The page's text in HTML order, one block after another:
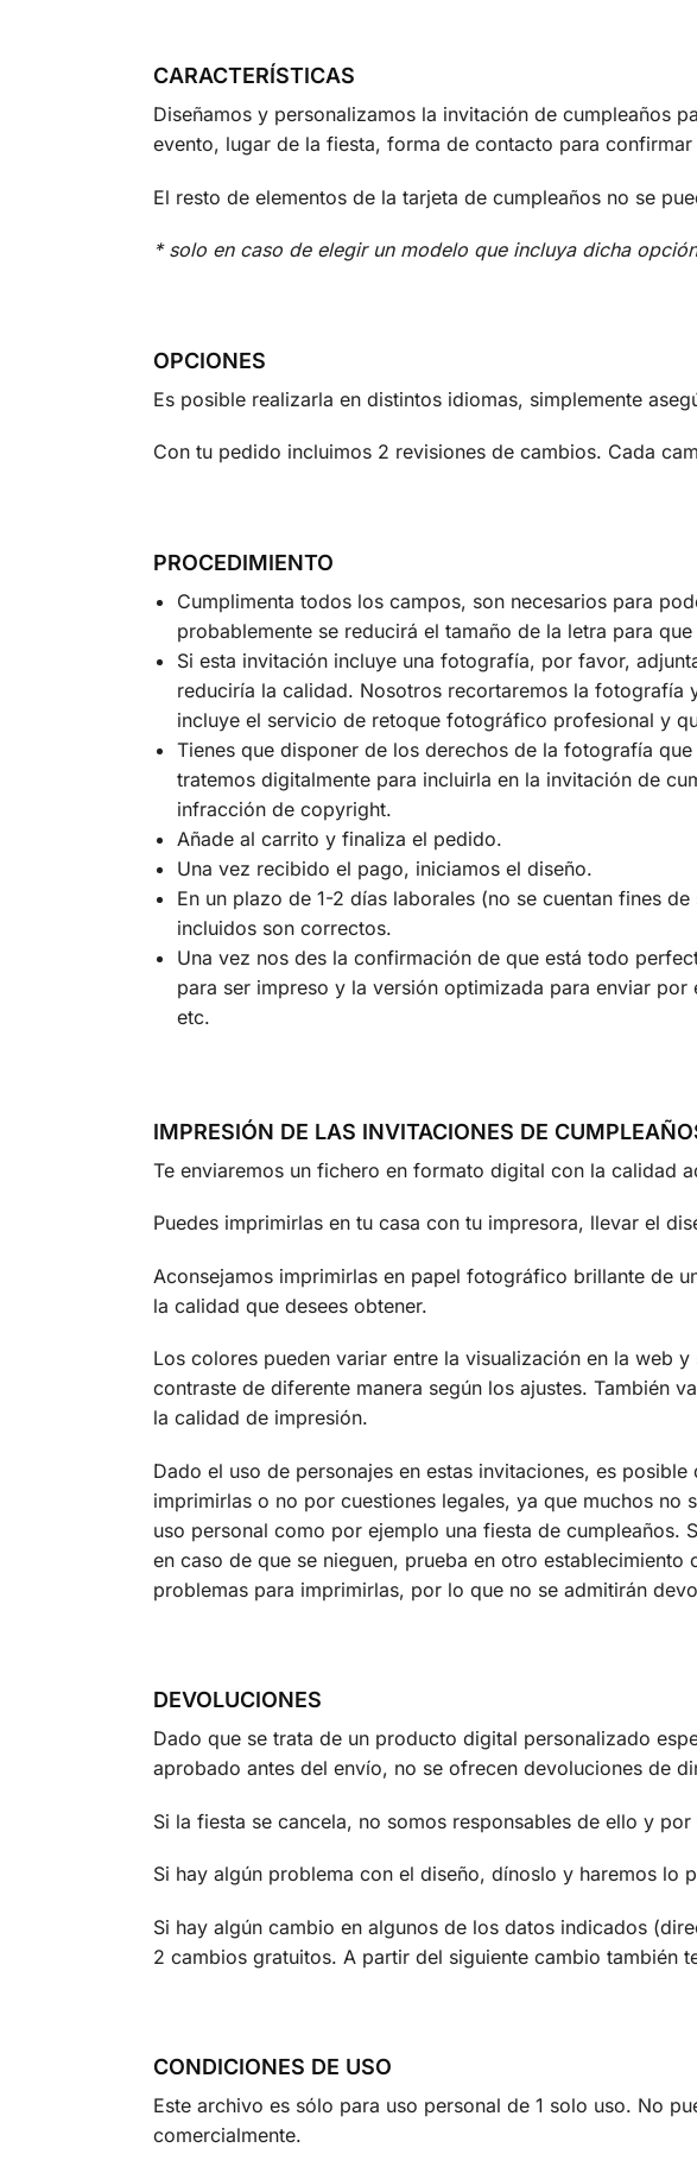
CARACTERÍSTICAS
Diseñamos y personalizamos la invitación de cumpleaños
evento, lugar de la fiesta, forma de contacto para
El resto de elementos de la tarjeta de cumpleaños no se
* solo en caso de elegir un modelo que incluya dicha opción
OPCIONES
Es posible realizarla en distintos idiomas, simplemente
Con tu pedido incluimos 2 revisiones de cambios. Cada
PROCEDIMIENTO
Cumplimenta todos los campos, son necesarios para
probablemente se reducirá el tamaño de la letra para
Si esta invitación incluye una fotografía, por favor,
reduciría la calidad. Nosotros recortaremos la fotografía
incluye el servicio de retoque fotográfico profesional y
Tienes que disponer de los derechos de la fotografía
tratemos digitalmente para incluirla en la invitación de
infracción de copyright.
Añade al carrito y finaliza el pedido.
Una vez recibido el pago, iniciamos el diseño.
En un plazo de 1-2 días laborales (no se cuentan fines
incluidos son correctos.
Una vez nos des la confirmación de que está todo
para ser impreso y la versión optimizada para enviar
etc.
IMPRESIÓN DE LAS INVITACIONES DE
Te enviaremos un fichero en formato digital con la calidad
Puedes imprimirlas en tu casa con tu impresora, llevar el
Aconsejamos imprimirlas en papel fotográfico brillante de
la calidad que desees obtener.
Los colores pueden variar entre la visualización en la web
contraste de diferente manera según los ajustes. También
la calidad de impresión.
Dado el uso de personajes en estas invitaciones, es
imprimirlas o no por cuestiones legales, ya que muchos
uso personal como por ejemplo una fiesta de cumpleaños.
en caso de que se nieguen, prueba en otro
problemas para imprimirlas, por lo que no se admitirán
DEVOLUCIONES
Dado que se trata de un producto digital personalizado
aprobado antes del envío, no se ofrecen devoluciones de
Si la fiesta se cancela, no somos responsables de ello y
Si hay algún problema con el diseño, dínoslo y haremos lo
Si hay algún cambio en algunos de los datos indicados
2 cambios gratuitos. A partir del siguiente cambio también
CONDICIONES DE USO
Este archivo es sólo para uso personal de 1 solo uso. No
comercialmente.